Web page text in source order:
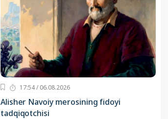
17:54 / 06.08.2026
Alisher Navoiy merosining fidoyi
tadqiqotchisi